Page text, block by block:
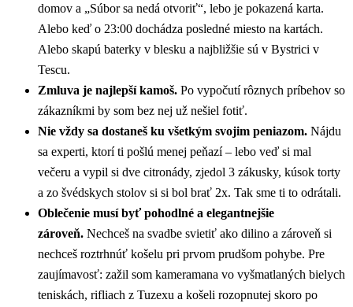
domov a „Súbor sa nedá otvoriť“, lebo je pokazená karta.
Alebo keď o 23:00 dochádza posledné miesto na kartách.
Alebo skapú baterky v blesku a najbližšie sú v Bystrici v
Tescu.
Zmluva je najlepší kamoš. Po vypočutí rôznych príbehov so
zákazníkmi by som bez nej už nešiel fotiť.
Nie vždy sa dostaneš ku všetkým svojim peniazom. Nájdu
sa experti, ktorí ti pošlú menej peňazí – lebo veď si mal
večeru a vypil si dve citronády, zjedol 3 zákusky, kúsok torty
a zo švédskych stolov si si bol brať 2x. Tak sme ti to odrátali.
Oblečenie musí byť pohodlné a elegantnejšie
zároveň. Nechceš na svadbe svietiť ako dilino a zároveň si
nechceš roztrhnúť košelu pri prvom prudšom pohybe. Pre
zaujímavosť: zažil som kameramana vo vyšmatlaných bielych
teniskách, rifliach z Tuzexu a košeli rozopnutej skoro po